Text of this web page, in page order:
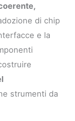
di chip
e la
strumenti da